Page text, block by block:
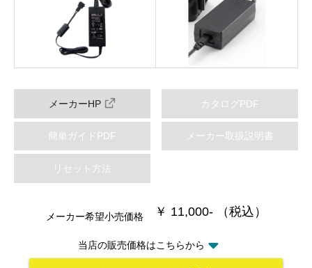
メーカーHP カタログPDF
簡単ガイドPDF メーカー取扱説明書
リセット方法
メーカー希望小売価格 ￥ 11,000- （税込）
当店の販売価格はこちらから